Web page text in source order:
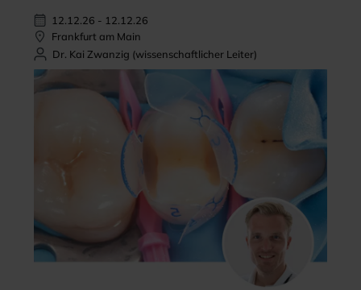
12.12.26 - 12.12.26
Frankfurt am Main
Dr. Kai Zwanzig (wissenschaftlicher Leiter)